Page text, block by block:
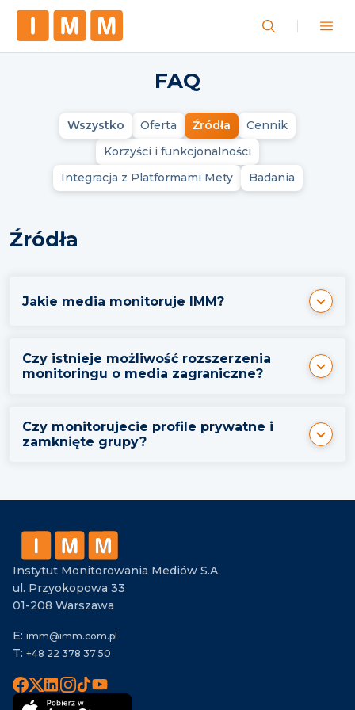
FAQ
Wszystko Oferta Źródła
Cennik
Korzyści i funkcjonalności
Integracja z Platformami Mety
Badania
Źródła
Jakie media monitoruje IMM?
Czy istnieje możliwość rozszerzenia
monitoringu o media zagraniczne?
Czy monitorujecie profile prywatne i
zamknięte grupy?
Instytut Monitorowania Mediów S.A.
ul. Przyokopowa 33
01-208 Warszawa
E: imm@imm.com.pl
T: +48 22 378 37 50